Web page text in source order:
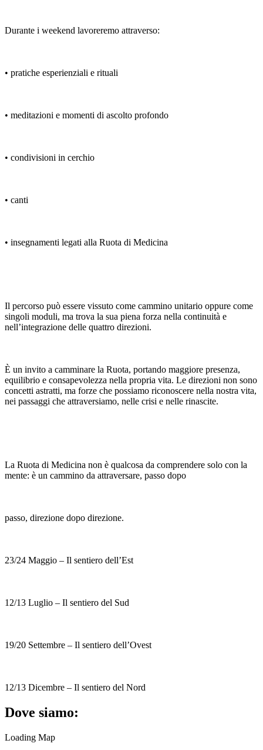
Durante i weekend lavoreremo attraverso:
• pratiche esperienziali e rituali
• meditazioni e momenti di ascolto profondo
• condivisioni in cerchio
• canti
• insegnamenti legati alla Ruota di Medicina
Il percorso può essere vissuto come cammino unitario oppure come
singoli moduli, ma trova la sua piena forza nella continuità e
nell’integrazione delle quattro direzioni.
È un invito a camminare la Ruota, portando maggiore presenza,
equilibrio e consapevolezza nella propria vita. Le direzioni non sono
concetti astratti, ma forze che possiamo riconoscere nella nostra vita,
nei passaggi che attraversiamo, nelle crisi e nelle rinascite.
La Ruota di Medicina non è qualcosa da comprendere solo con la
mente: è un cammino da attraversare, passo dopo
passo, direzione dopo direzione.
23/24 Maggio – Il sentiero dell’Est
12/13 Luglio – Il sentiero del Sud
19/20 Settembre – Il sentiero dell’Ovest
12/13 Dicembre – Il sentiero del Nord
Dove siamo:
Loading Map